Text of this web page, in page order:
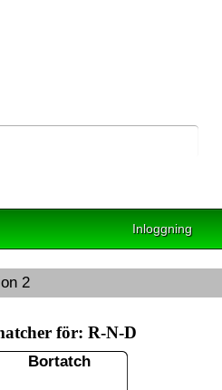
Inloggning
2
för: R-N-D
Bortatch